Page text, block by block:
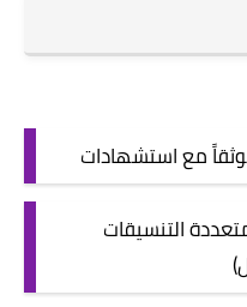
مع استشهادات
التنسيقات